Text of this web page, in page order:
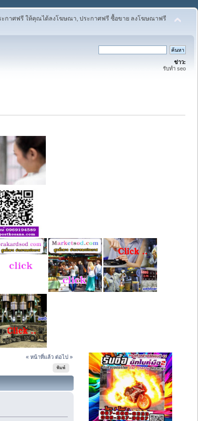
ะกาศฟรี ให้คุณได้ลงโฆษณา, ประกาศฟรี ซื้อขาย ลงโฆษณาฟรี
ข่าว:
รับทำ seo
« หน้าที่แล้ว ต่อไป »
พิมพ์